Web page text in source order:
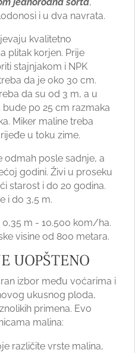
i u dva navrata.
kvalitetno
plitak korjen. Prije
stajnjakom i NPK
da je oko 30 cm.
da su od 3 m, a u
po 25 cm razmaka
Miker maline treba
u toku zime.
odmah posle sadnje, a
godini. Živi u proseku
starost i do 20 godina.
i do 3,5 m.
0,35 m - 10.500 kom/ha.
visine od 800 metara.
UOPŠTENO
izbor među voćarima i
ukusnog ploda,
primena. Evo
malina:
različite vrste malina,